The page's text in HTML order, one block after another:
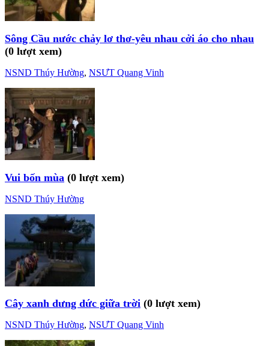
Sông Cầu nước chảy lơ thơ-yêu nhau cởi áo cho nhau
(0 lượt xem)
NSND Thúy Hường, NSƯT Quang Vinh
Vui bốn mùa (0 lượt xem)
NSND Thúy Hường
Cây xanh dưng dức giữa trời (0 lượt xem)
NSND Thúy Hường, NSƯT Quang Vinh